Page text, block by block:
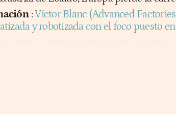
:Víctor Blanc (Advanced
y robotizada con el foco puesto